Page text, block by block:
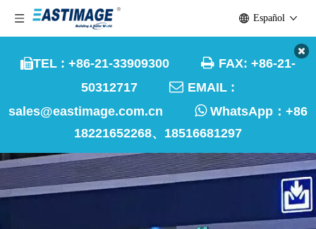
TEL : +86-21-33909300  FAX: +86-21-
50312717  EMAIL :
sales@eastimage.com.cn
WhatsApp： +86
18221652268、18516681297
Español